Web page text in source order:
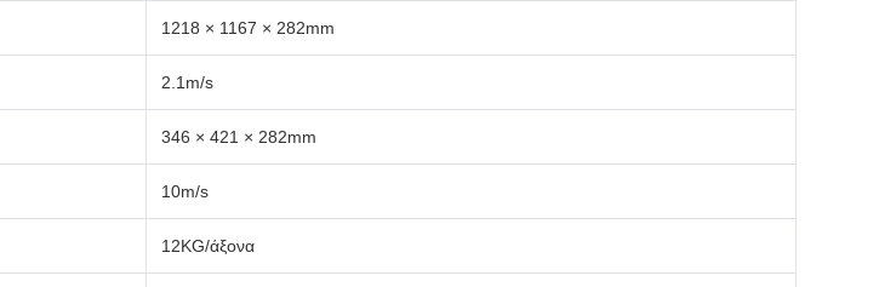
1218 × 1167 × 282mm
2.1m/s
346 × 421 × 282mm
10m/s
12KG/άξονα